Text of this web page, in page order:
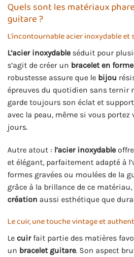
Quels sont les matériaux
guitare ?
L’incontournable acier inoxydable et
L’acier inoxydable séduit pour
s’agit de créer un bracelet en
robustesse assure que le bijou
épreuves du quotidien sans ternir
garde toujours son éclat et
avec la peau, même si vous
jours.
Autre atout : l’acier inoxydable
et élégant, parfaitement adapté à
formes gravées ou moulées de la
grâce à la brillance de ce
création aussi esthétique que
Le cuir, une touche vintage et
Le cuirfait partie des matières
un bracelet guitare. Son aspect